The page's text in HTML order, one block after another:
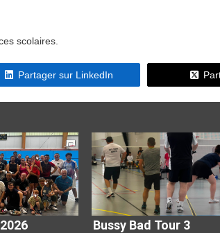
scolaires.
Partager sur LinkedIn
Bussy Bad Tour 3